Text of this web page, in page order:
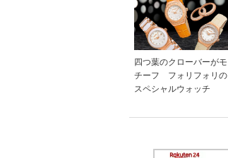
四つ葉のクローバーがモ
チーフ フォリフォリの
スペシャルウォッチ